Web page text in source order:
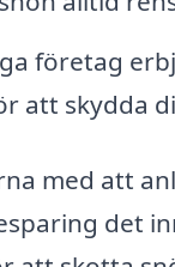
företag
att skydda
med att
det